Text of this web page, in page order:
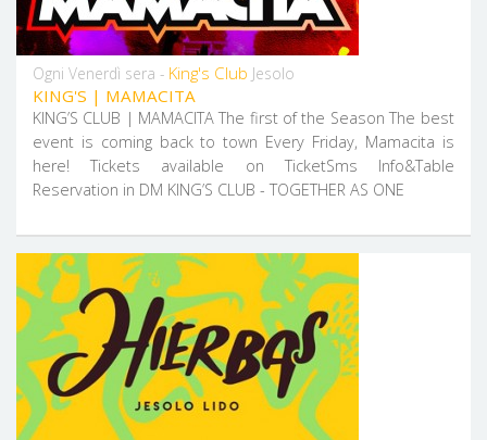
Ogni Venerdì sera - King's Club Jesolo
KING'S | MAMACITA
KING’S CLUB | MAMACITA The first of the Season The best
event is coming back to town Every Friday, Mamacita is
here! Tickets available on TicketSms Info&Table
Reservation in DM KING’S CLUB - TOGETHER AS ONE